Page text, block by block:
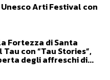
Arti Festival con
Fortezza di Santa
con “Tau Stories”,
degli affreschi di...